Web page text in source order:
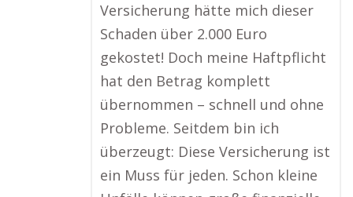
Versicherung hätte mich dieser
Schaden über 2.000 Euro
gekostet! Doch meine Haftpflicht
hat den Betrag komplett
übernommen – schnell und ohne
Probleme. Seitdem bin ich
überzeugt: Diese Versicherung ist
ein Muss für jeden. Schon kleine